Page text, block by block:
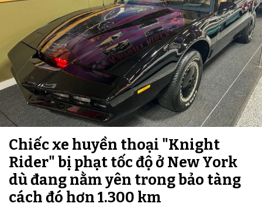
Chiếc xe huyền thoại "Knight
Rider" bị phạt tốc độ ở New York
dù đang nằm yên trong bảo tàng
cách đó hơn 1.300 km